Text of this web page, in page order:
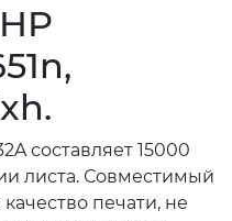
составляет 15000
листа. Совместимый
печати, не